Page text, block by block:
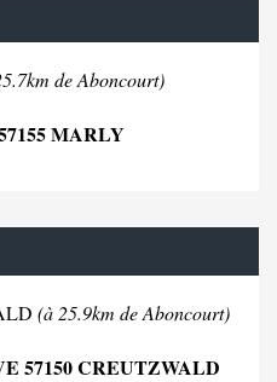
de Aboncourt)
MARLY
(à 25.9km de Aboncourt)
57150 CREUTZWALD